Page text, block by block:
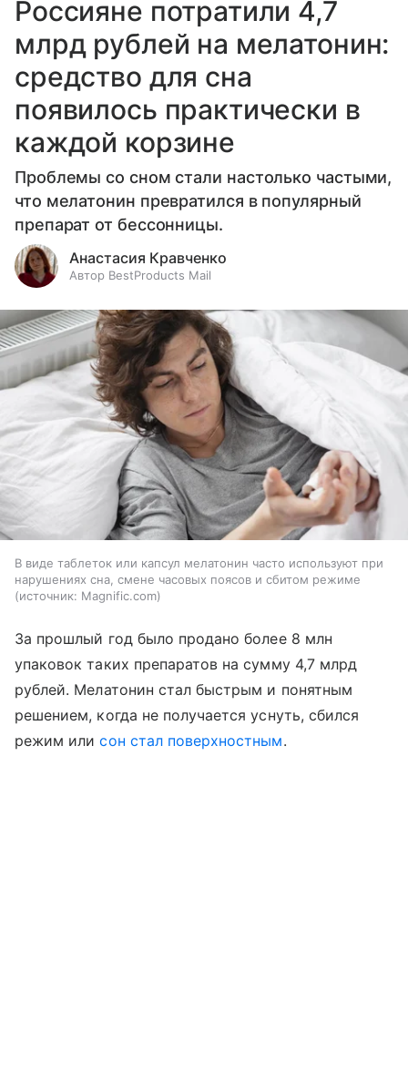
Россияне потратили 4,7
млрд рублей на мелатонин:
средство для сна
появилось практически в
каждой корзине
Проблемы со сном стали настолько частыми,
что мелатонин превратился в популярный
препарат от бессонницы.
Анастасия Кравченко
Автор BestProducts Mail
В виде таблеток или капсул мелатонин часто используют при
нарушениях сна, смене часовых поясов и сбитом режиме
источник: Magnific.com
За прошлый год было продано более 8 млн
упаковок таких препаратов на сумму 4,7 млрд
рублей. Мелатонин стал быстрым и понятным
решением, когда не получается уснуть, сбился
режим илисон стал поверхностным.